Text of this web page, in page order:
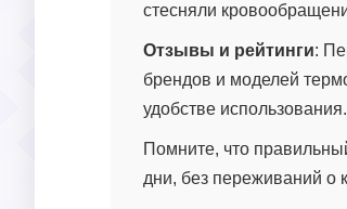
стесняли
Отзывы и рейтинги:
брендов и моделей
удобстве использования.
Помните, что
дни, без переживаний о